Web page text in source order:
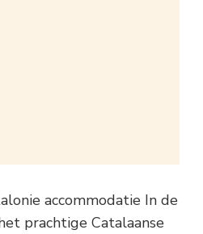
accommodatie In de
prachtige Catalaanse